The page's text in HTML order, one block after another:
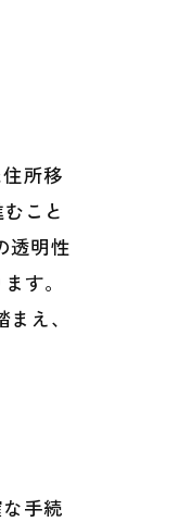
所移
こと
透明性
す。
え、
手続